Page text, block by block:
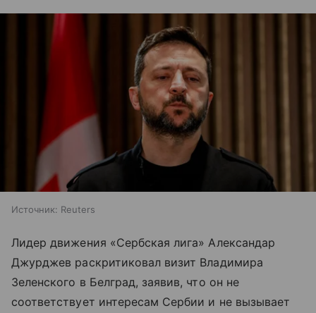
Источник: Reuters
Лидер движения «Сербская лига» Александар
Джурджев раскритиковал визит Владимира
Зеленского в Белград, заявив, что он не
соответствует интересам Сербии и не вызывает